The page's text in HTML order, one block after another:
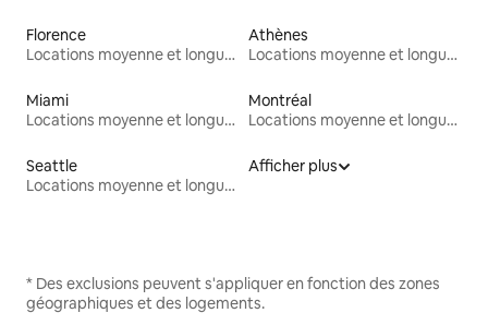
Florence
Locations moyenne et longue durée
Athènes
Locations moyenne et longue durée
Miami
Locations moyenne et longue durée
Montréal
Locations moyenne et longue durée
Seattle
Locations moyenne et longue durée
Afficher plus
* Des exclusions peuvent s'appliquer en fonction des zones
géographiques et des logements.